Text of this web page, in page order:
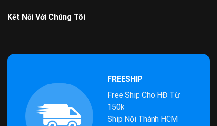
Kết Nối Với Chúng Tôi
FREESHIP
Free Ship Cho HĐ Từ
150k
Ship Nội Thành HCM